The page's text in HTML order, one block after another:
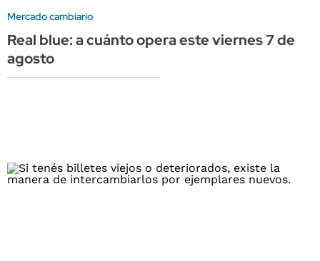
Mercado cambiario
Real blue: a cuánto opera este viernes 7 de
agosto